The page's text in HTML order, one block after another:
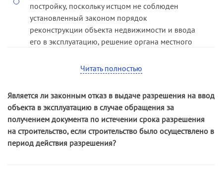
постройку, поскольку истцом не соблюден
установленный законом порядок
реконструкции объекта недвижимости и ввода
его в эксплуатацию, решение органа местного
разрешения на строительство ввиду
непредставления необходимых документов, в
оспорено.
Читать полностью
Является ли законным отказ в выдаче разрешения на ввод
объекта в эксплуатацию в случае обращения за
получением документа по истечении срока разрешения
на строительство, если строительство было осуществлено в
период действия разрешения?